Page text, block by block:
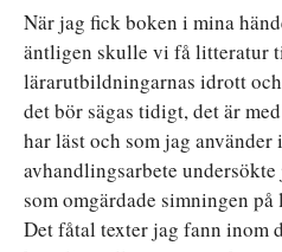
När jag fick boken i mina
äntligen skulle vi få litteratur
lärarutbildningarnas idrott
det bör sägas tidigt, det är
har läst och som jag
avhandlingsarbete
som omgärdade simningen
Det fåtal texter jag fann inom